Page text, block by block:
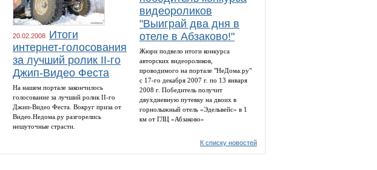
20.02.2008 Итоги
интернет-голосования
за лучший ролик II-го
Джип-Видео Феста
На нашем портале закончилось
голосование за лучший ролик II-го
Джип-Видео Феста. Вокруг приза от
Видео.Недома.ру разгорелись
нешуточные страсти.
видеороликов
"Выиграй два дня в
отеле в Абзаково!"
Жюри подвело итоги конкурса
авторских видеороликов,
проводимого на портале "НеДома.ру"
с 17-го декабря 2007 г. по 13 января
2008 г. Победитель получит
двухдневную путевку на двоих в
горнолыжный отель «Эдельвейс» в 1
км от ГЛЦ «Абзаково»
К списку новостей